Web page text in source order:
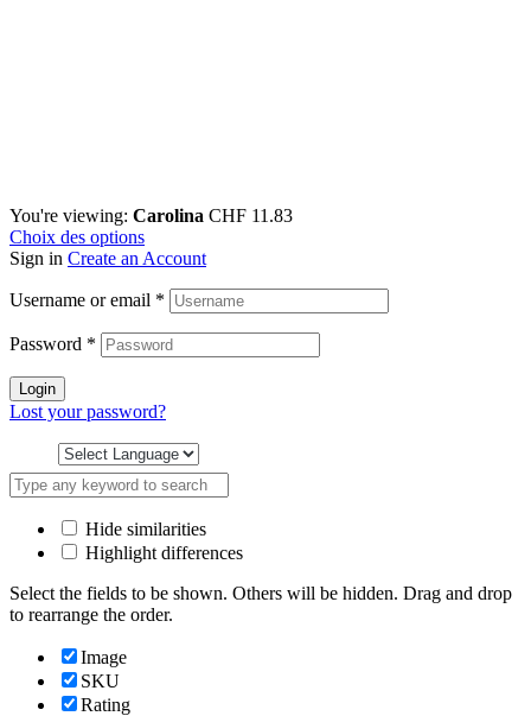
You're viewing: Carolina CHF 11.83
Choix des options
Sign in Create an Account
Username or email *
Password *
Login
Lost your password?
Hide similarities
Highlight differences
Select the fields to be shown. Others will be hidden. Drag and drop
to rearrange the order.
Image
SKU
Rating